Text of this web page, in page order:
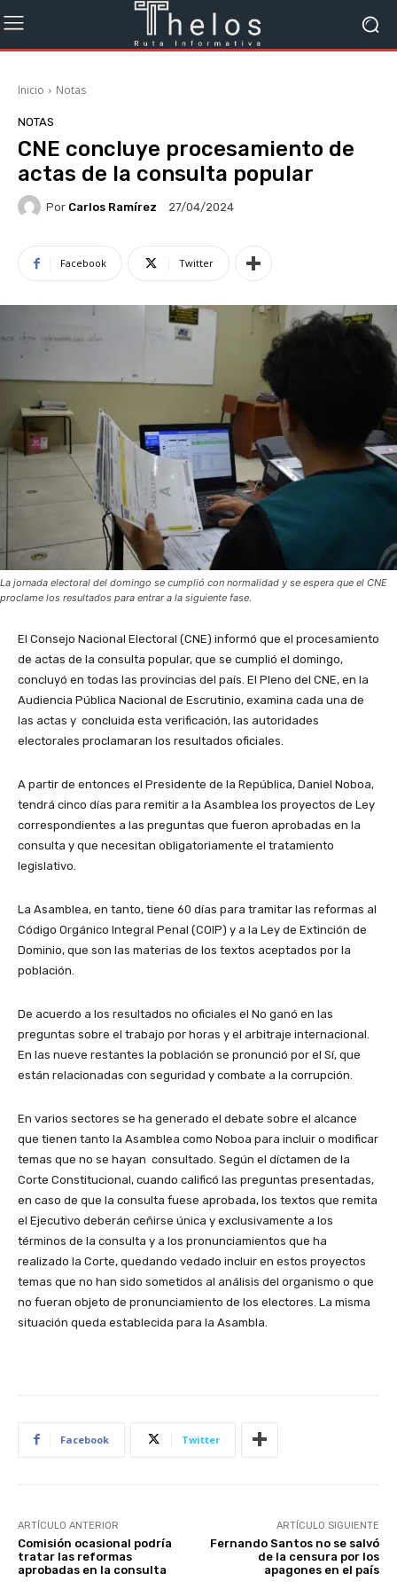
Inicio Notas
NOTAS
CNE concluye procesamiento de
actas de la consulta popular
Por Carlos Ramírez 27/04/2024
Facebook Twitter
La jornada electoral del domingo se cumplió con normalidad y se espera que el CNE
proclame los resultados para entrar a la siguiente fase.
El Consejo Nacional Electoral (CNE) informó que el procesamiento
de actas de la consulta popular, que se cumplió el domingo,
concluyó en todas las provincias del país. El Pleno del CNE, en la
Audiencia Pública Nacional de Escrutinio, examina cada una de
las actas y concluida esta verificación, las autoridades
electorales proclamaran los resultados oficiales.
A partir de entonces el Presidente de la República, Daniel Noboa,
tendrá cinco días para remitir a la Asamblea los proyectos de Ley
correspondientes a las preguntas que fueron aprobadas en la
consulta y que necesitan obligatoriamente el tratamiento
legislativo.
La Asamblea, en tanto, tiene 60 días para tramitar las reformas al
Código Orgánico Integral Penal (COIP) y a la Ley de Extinción de
Dominio, que son las materias de los textos aceptados por la
población.
De acuerdo a los resultados no oficiales el No ganó en las
preguntas sobre el trabajo por horas y el arbitraje internacional.
En las nueve restantes la población se pronunció por el Sí, que
están relacionadas con seguridad y combate a la corrupción.
En varios sectores se ha generado el debate sobre el alcance
que tienen tanto la Asamblea como Noboa para incluir o modificar
temas que no se hayan consultado. Según el díctamen de la
Corte Constitucional, cuando calificó las preguntas presentadas,
en caso de que la consulta fuese aprobada, los textos que remita
el Ejecutivo deberán ceñirse única y exclusivamente a los
términos de la consulta y a los pronunciamientos que ha
realizado la Corte, quedando vedado incluir en estos proyectos
temas que no han sido sometidos al análisis del organismo o que
no fueran objeto de pronunciamiento de los electores. La misma
situación queda establecida para la Asambla.
Facebook Twitter
ARTÍCULO ANTERIOR
Comisión ocasional podría
tratar las reformas
aprobadas en la consulta
ARTÍCULO SIGUIENTE
Fernando Santos no se salvó
de la censura por los
apagones en el país